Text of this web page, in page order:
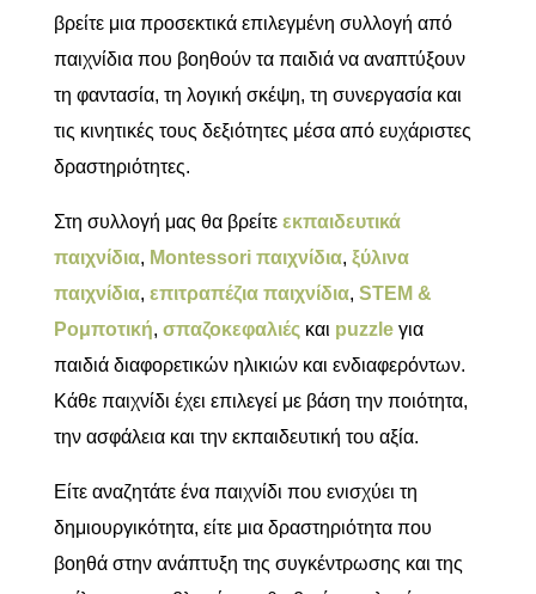
βρείτε μια προσεκτικά επιλεγμένη συλλογή από
παιχνίδια που βοηθούν τα παιδιά να αναπτύξουν
τη φαντασία, τη λογική σκέψη, τη συνεργασία και
τις κινητικές τους δεξιότητες μέσα από ευχάριστες
δραστηριότητες.
Στη συλλογή μας θα βρείτε εκπαιδευτικά
παιχνίδια, Montessori παιχνίδια, ξύλινα
παιχνίδια, επιτραπέζια παιχνίδια, STEM &
Ρομποτική, σπαζοκεφαλιές και puzzle για
παιδιά διαφορετικών ηλικιών και ενδιαφερόντων.
Κάθε παιχνίδι έχει επιλεγεί με βάση την ποιότητα,
την ασφάλεια και την εκπαιδευτική του αξία.
Είτε αναζητάτε ένα παιχνίδι που ενισχύει τη
δημιουργικότητα, είτε μια δραστηριότητα που
βοηθά στην ανάπτυξη της συγκέντρωσης και της